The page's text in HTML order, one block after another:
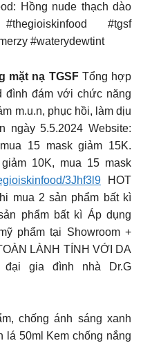
Hồng nude thạch dào
#tgsf
#waterydewtint
mặt nạ TGSF Tổng hợp
đình đám với chức năng
m.u.n, phục hồi, làm dịu
5.5.2024 Website:
15 mask giảm 15K.
10K, mua 15 mask
3Jhf3l9 HOT
mua 2 sản phẩm bất kì
phẩm bất kì Áp dụng
phẩm tại Showroom +
LÀNH TÍNH VỚI DA
gia đình nhà Dr.G
chống ánh sáng xanh
lá 50ml Kem chống nắng